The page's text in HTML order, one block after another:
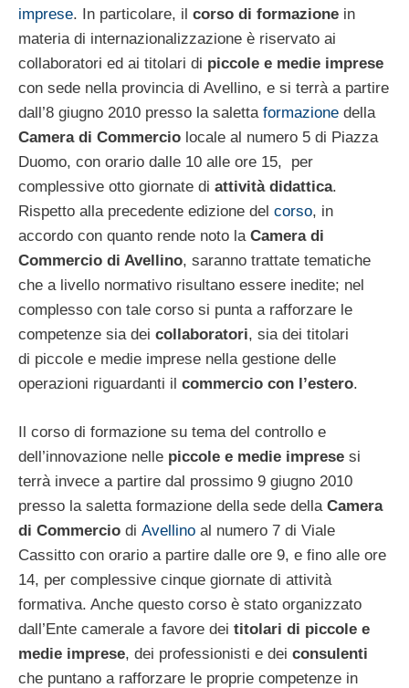
imprese. In particolare, il corso di formazione in
materia di internazionalizzazione è riservato ai
collaboratori ed ai titolari di piccole e medie imprese
con sede nella provincia di Avellino, e si terrà a partire
dall’8 giugno 2010 presso la saletta formazione della
Camera di Commercio locale al numero 5 di Piazza
Duomo, con orario dalle 10 alle ore 15, per
complessive otto giornate di attività didattica.
Rispetto alla precedente edizione del corso, in
accordo con quanto rende noto la Camera di
Commercio di Avellino, saranno trattate tematiche
che a livello normativo risultano essere inedite; nel
complesso con tale corso si punta a rafforzare le
competenze sia dei collaboratori, sia dei titolari
di piccole e medie imprese nella gestione delle
operazioni riguardanti il commercio con l’estero.
Il corso di formazione su tema del controllo e
dell’innovazione nelle piccole e medie imprese si
terrà invece a partire dal prossimo 9 giugno 2010
presso la saletta formazione della sede della Camera
di Commercio di Avellino al numero 7 di Viale
Cassitto con orario a partire dalle ore 9, e fino alle ore
14, per complessive cinque giornate di attività
formativa. Anche questo corso è stato organizzato
dall’Ente camerale a favore dei titolari di piccole e
medie imprese, dei professionisti e dei consulenti
che puntano a rafforzare le proprie competenze in